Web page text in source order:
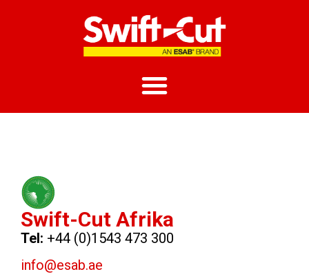
Swift-Cut Afrika
Tel: +44 (0)1543 473 300
info@esab.ae